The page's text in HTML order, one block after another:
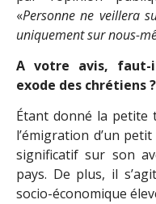
«Personne ne veillera
uniquement sur nous-
A votre avis, faut-
exode des chrétiens ?
Étant donné la petite
l’émigration d’un
significatif sur son
pays. De plus, il
socio-économique